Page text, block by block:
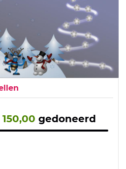
gedoneerd